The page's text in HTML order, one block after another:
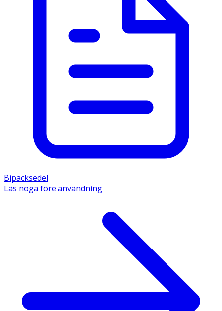
Bipacksedel
Läs noga före användning